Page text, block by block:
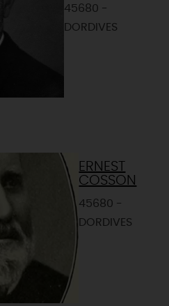
45680 -
DORDIVES
ERNEST
COSSON
45680 -
DORDIVES